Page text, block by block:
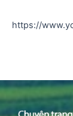
https://